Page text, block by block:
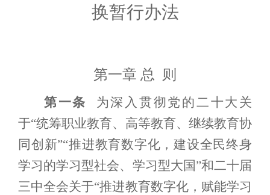
换暂行办法
第一章 总 则
第一条
为深入贯彻党的二十大关
于“统筹职业教育、高等教育、继续教育协
同创新”“推进教育数字化，建设全民终身
学习的学习型社会、学习型大国”和二十届
三中全会关于“推进教育数字化，赋能学习